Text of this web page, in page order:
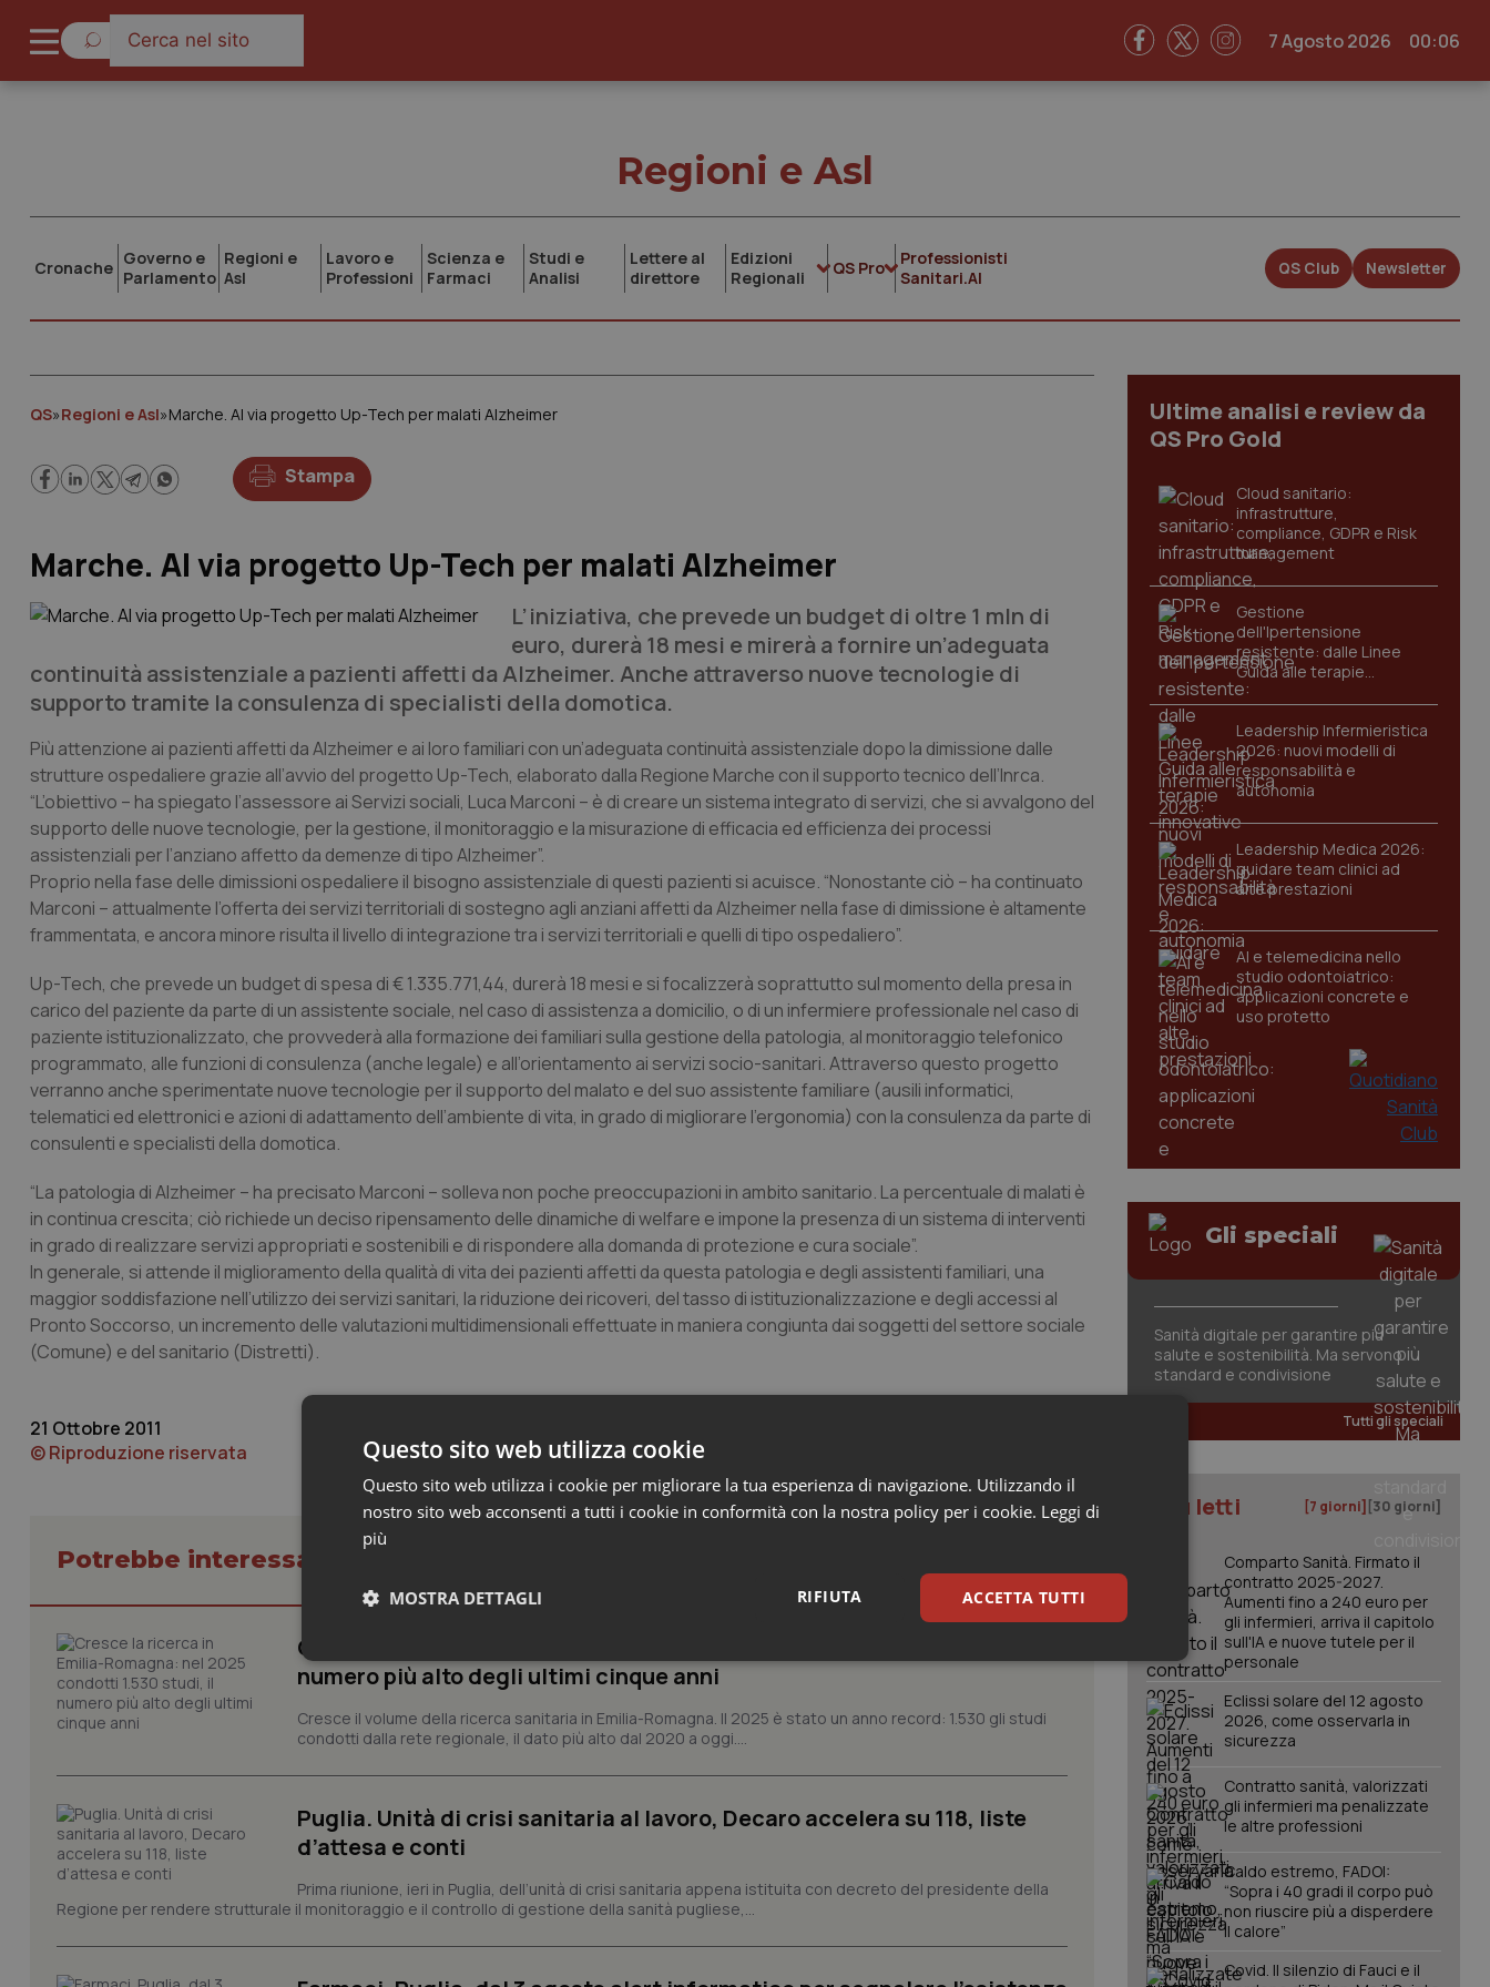
7 Agosto 2026 00:06
Regioni e Asl
Cronache Governo e
Parlamento
Regioni e
Asl
Lavoro e
Professioni
Scienza e
Farmaci
Studi e
Analisi
Lettere al
direttore
Edizioni
Regionali
QS Pro
Professionisti
Sanitari.AI
QS Club Newsletter
QS»Regioni e Asl»Marche. Al via progetto Up-Tech per malati Alzheimer
Stampa
Marche. Al via progetto Up-Tech per malati Alzheimer
L’iniziativa, che prevede un budget di oltre 1 mln di
euro, durerà 18 mesi e mirerà a fornire un’adeguata
continuità assistenziale a pazienti affetti da Alzheimer. Anche attraverso nuove tecnologie di
supporto tramite la consulenza di specialisti della domotica.
Più attenzione ai pazienti affetti da Alzheimer e ai loro familiari con un’adeguata continuità assistenziale dopo la dimissione dalle
strutture ospedaliere grazie all’avvio del progetto Up-Tech, elaborato dalla Regione Marche con il supporto tecnico dell’Inrca.
“L’obiettivo – ha spiegato l’assessore ai Servizi sociali, Luca Marconi – è di creare un sistema integrato di servizi, che si avvalgono del
supporto delle nuove tecnologie, per la gestione, il monitoraggio e la misurazione di efficacia ed efficienza dei processi
assistenziali per l’anziano affetto da demenze di tipo Alzheimer”.
Proprio nella fase delle dimissioni ospedaliere il bisogno assistenziale di questi pazienti si acuisce. “Nonostante ciò – ha continuato
Marconi – attualmente l’offerta dei servizi territoriali di sostegno agli anziani affetti da Alzheimer nella fase di dimissione è altamente
frammentata, e ancora minore risulta il livello di integrazione tra i servizi territoriali e quelli di tipo ospedaliero”.
Up-Tech, che prevede un budget di spesa di € 1.335.771,44, durerà 18 mesi e si focalizzerà soprattutto sul momento della presa in
carico del paziente da parte di un assistente sociale, nel caso di assistenza a domicilio, o di un infermiere professionale nel caso di
paziente istituzionalizzato, che provvederà alla formazione dei familiari sulla gestione della patologia, al monitoraggio telefonico
programmato, alle funzioni di consulenza (anche legale) e all’orientamento ai servizi socio-sanitari. Attraverso questo progetto
verranno anche sperimentate nuove tecnologie per il supporto del malato e del suo assistente familiare (ausili informatici,
telematici ed elettronici e azioni di adattamento dell’ambiente di vita, in grado di migliorare l’ergonomia) con la consulenza da parte di
consulenti e specialisti della domotica.
“La patologia di Alzheimer – ha precisato Marconi – solleva non poche preoccupazioni in ambito sanitario. La percentuale di malati è
in continua crescita; ciò richiede un deciso ripensamento delle dinamiche di welfare e impone la presenza di un sistema di interventi
in grado di realizzare servizi appropriati e sostenibili e di rispondere alla domanda di protezione e cura sociale”.
In generale, si attende il miglioramento della qualità di vita dei pazienti affetti da questa patologia e degli assistenti familiari, una
maggior soddisfazione nell’utilizzo dei servizi sanitari, la riduzione dei ricoveri, del tasso di istituzionalizzazione e degli accessi al
Pronto Soccorso, un incremento delle valutazioni multidimensionali effettuate in maniera congiunta dai soggetti del settore sociale
(Comune) e del sanitario (Distretti).
21 Ottobre 2011
© Riproduzione riservata
Potrebbe interessarti in Regioni e Asl
Cresce la ricerca in Emilia-Romagna: nel 2025 condotti 1.530 studi, il
numero più alto degli ultimi cinque anni
Cresce il volume della ricerca sanitaria in Emilia-Romagna. Il 2025 è stato un anno record: 1.530 gli studi
condotti dalla rete regionale, il dato più alto dal 2020 a oggi....
Puglia. Unità di crisi sanitaria al lavoro, Decaro accelera su 118, liste
d’attesa e conti
Prima riunione, ieri in Puglia, dell’unità di crisi sanitaria appena istituita con decreto del presidente della
Regione per rendere strutturale il monitoraggio e il controllo di gestione della sanità pugliese,...
Ultime analisi e review da
QS Pro Gold
Cloud sanitario:
infrastrutture,
compliance, GDPR e Risk
management
Gestione
dell'Ipertensione
resistente: dalle Linee
Guida alle terapie
innovative
Leadership Infermieristica
2026: nuovi modelli di
responsabilità e
autonomia
Leadership Medica 2026:
guidare team clinici ad
alte prestazioni
AI e telemedicina nello
studio odontoiatrico:
applicazioni concrete e
uso protetto
Gli speciali
Sanità digitale per garantire più
salute e sostenibilità. Ma servono
standard e condivisione
Tutti gli speciali
I più letti [7 giorni] [30 giorni]
Comparto Sanità. Firmato il
contratto 2025-2027.
Aumenti fino a 240 euro per
gli infermieri, arriva il capitolo
sull'IA e nuove tutele per il
personale
Eclissi solare del 12 agosto
2026, come osservarla in
sicurezza
Contratto sanità, valorizzati
gli infermieri ma penalizzate
le altre professioni
Caldo estremo, FADOI:
“Sopra i 40 gradi il corpo può
non riuscire più a disperdere
il calore”
Covid. Il silenzio di Fauci e il
Questo sito web utilizza cookie
Questo sito web utilizza i cookie per migliorare la tua esperienza di navigazione. Utilizzando il
nostro sito web acconsenti a tutti i cookie in conformità con la nostra policy per i cookie. Leggi di
più
ACCETTA TUTTI
RIFIUTA
MOSTRA DETTAGLI
Necessari Statistici Marketing
Necessari Statistici Marketing
I cookie necessari contribuiscono a rendere fruibile il sito web abilitandone funzionalità di base quali la navigazione sulle pagine
e l'accesso alle aree protette del sito. Il sito web non è in grado di funzionare correttamente senza questi cookie.
Nome
Fornitore /Dominio Scadenza
VISITOR_PRIVACY_METADATA
YouTube
5 mesi 4
Questo cookie viene utilizzato per memorizzare le